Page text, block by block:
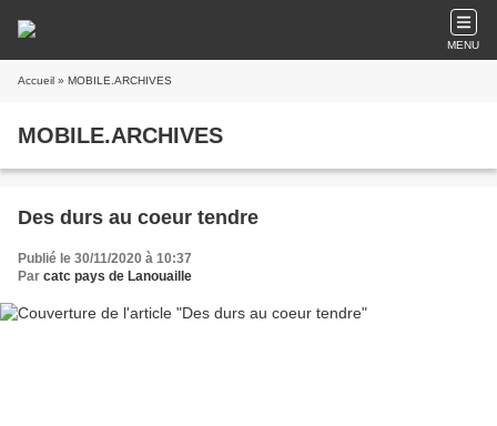
MENU
Accueil » MOBILE.ARCHIVES
MOBILE.ARCHIVES
Des durs au coeur tendre
Publié le 30/11/2020 à 10:37
Par catc pays de Lanouaille